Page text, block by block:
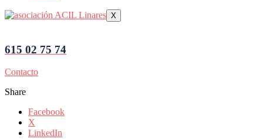
X
615 02 75 74
Contacto
Share
Facebook
X
LinkedIn